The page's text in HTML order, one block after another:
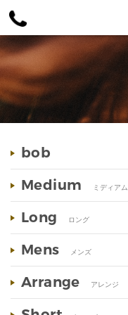
bob
Medium
ミディアム
Long ロング
Mens メンズ
Arrange アレンジ